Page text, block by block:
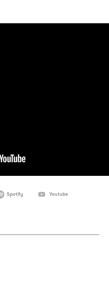
Spotify Youtube